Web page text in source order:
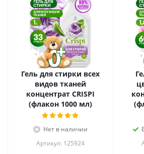
Гель для стирки всех
видов тканей
концентрат CRISPI
(флакон 1000 мл)
Нет в наличии
Артикул: 125924